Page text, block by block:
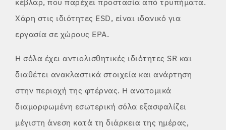
Χάρη στις ιδιότητες ESD, είναι ιδανικό για
εργασία σε χώρους EPA.
Η σόλα έχει αντιολισθητικές ιδιότητες SR και
διαθέτει ανακλαστικά στοιχεία και ανάρτηση
στην περιοχή της φτέρνας. Η ανατομικά
διαμορφωμένη εσωτερική σόλα εξασφαλίζει
μέγιστη άνεση κατά τη διάρκεια της ημέρας,